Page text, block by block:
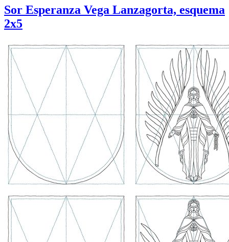
Sor Esperanza Vega Lanzagorta, esquema
2x5